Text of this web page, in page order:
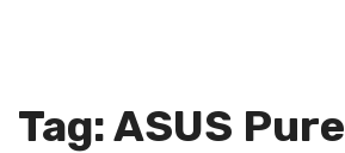
Tag: ASUS Pure